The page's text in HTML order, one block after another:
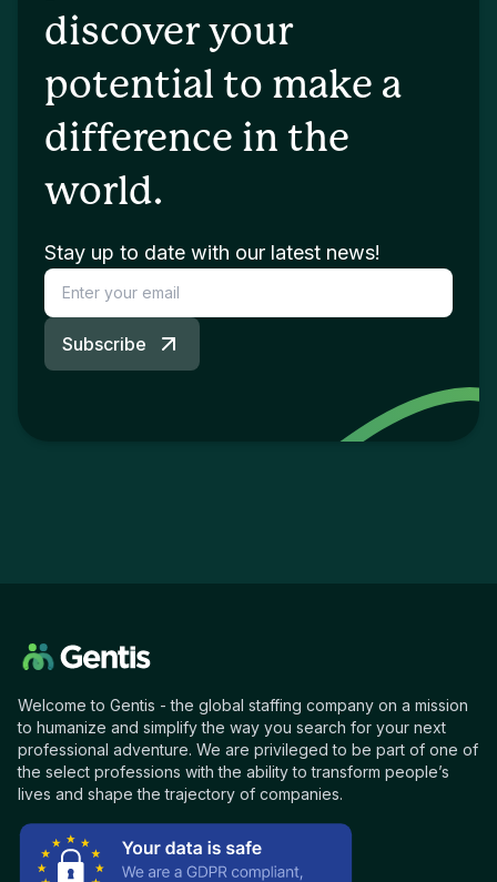
discover your
potential to make a
difference in the
world.
Stay up to date with our latest news!
Subscribe
Welcome to Gentis - the global staffing company on a mission
to humanize and simplify the way you search for your next
professional adventure. We are privileged to be part of one of
the select professions with the ability to transform people’s
lives and shape the trajectory of companies.